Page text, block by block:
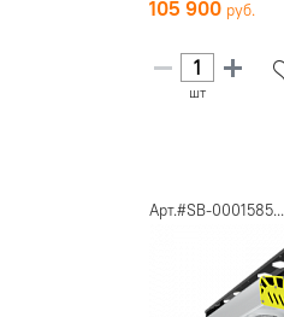
105 900
шт
Арт.#SB-0001585...